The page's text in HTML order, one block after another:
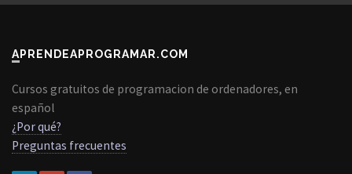
APRENDEAPROGRAMAR.COM
Cursos gratuitos de programacion de ordenadores, en
español
¿Por qué?
Preguntas frecuentes